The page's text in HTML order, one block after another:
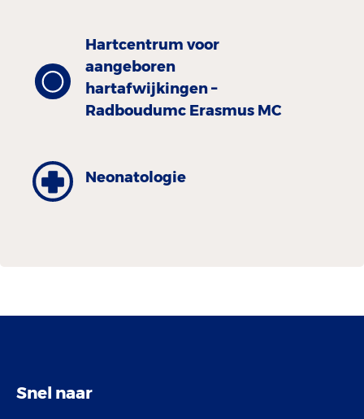
Hartcentrum voor
aangeboren
hartafwijkingen –
Radboudumc Erasmus MC
Neonatologie
Snel naar